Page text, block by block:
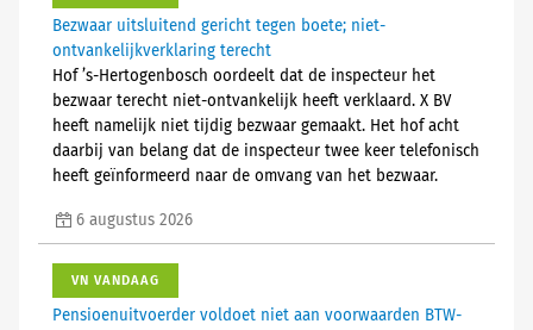
Bezwaar uitsluitend gericht tegen boete; niet-
ontvankelijkverklaring terecht
Hof ’s-Hertogenbosch oordeelt dat de inspecteur het
bezwaar terecht niet-ontvankelijk heeft verklaard. X BV
heeft namelijk niet tijdig bezwaar gemaakt. Het hof acht
daarbij van belang dat de inspecteur twee keer telefonisch
heeft geïnformeerd naar de omvang van het bezwaar.
6 augustus 2026
VN VANDAAG
Pensioenuitvoerder voldoet niet aan voorwaarden BTW-